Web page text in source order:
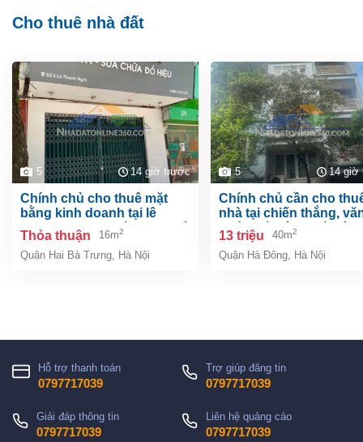
Cho thuê nhà đất
5 14 giờ trước
chính chủ cho thuê mặt
bằng kinh doanh tại lê
thanh nghị, hai bà trưng, hà
nội
Thỏa thuận 16m2
Quận Hai Bà Trưng Hà Nội
5 14 giờ
chính chủ cần cho thuê
nhà tại chiến thắng,
quán, hà đông, hà nội.
13 triệu 40m2
Quận Hà Đông Hà Nội
Hỗ trợ thanh toán
0797717039
Trợ giúp đăng tin
0797717039
Giải đáp thông tin
0797717039
Liên hệ quảng cáo
0797717039